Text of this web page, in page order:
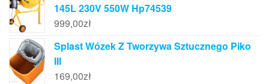
145L 230V 550W Hp74539
999,00zł
Splast Wózek Z Tworzywa Sztucznego Piko
III
169,00zł